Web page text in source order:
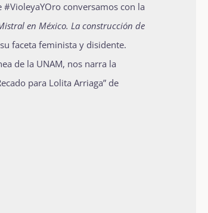
conversamos con la
en México. La construcción de
faceta feminista y disidente.
de la UNAM, nos narra la
para Lolita Arriaga” de